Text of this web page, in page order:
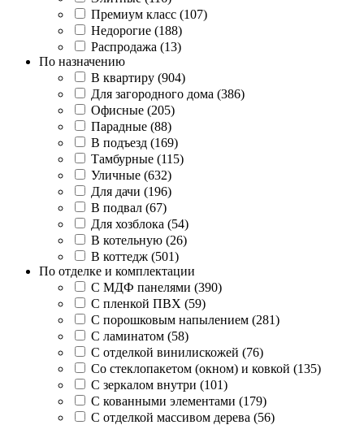
Премиум класс (107)
Недорогие (188)
Распродажа (13)
По назначению
В квартиру (904)
Для загородного дома (386)
Офисные (205)
Парадные (88)
В подъезд (169)
Тамбурные (115)
Уличные (632)
Для дачи (196)
В подвал (67)
Для хозблока (54)
В котельную (26)
В коттедж (501)
По отделке и комплектации
С МДФ панелями (390)
С пленкой ПВХ (59)
С порошковым напылением (281)
С ламинатом (58)
С отделкой винилискожей (76)
Со стеклопакетом (окном) и ковкой (135)
С зеркалом внутри (101)
С кованными элементами (179)
С отделкой массивом дерева (56)